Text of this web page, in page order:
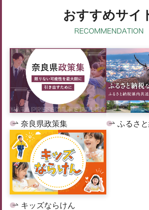
おすすめサイ
奈良県政策集 ふるさ
キッズならけん